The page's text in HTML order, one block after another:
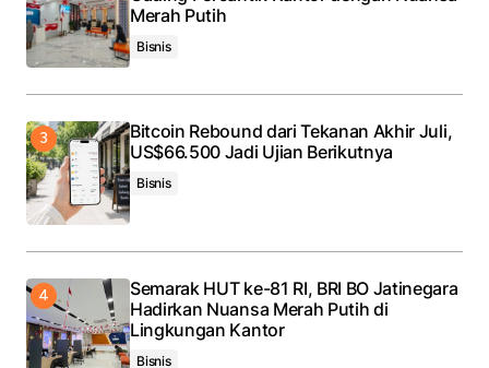
Merah Putih
Bisnis
Bitcoin Rebound dari Tekanan Akhir Juli,
US$66.500 Jadi Ujian Berikutnya
Bisnis
Semarak HUT ke-81 RI, BRI BO Jatinegara
Hadirkan Nuansa Merah Putih di
Lingkungan Kantor
Bisnis